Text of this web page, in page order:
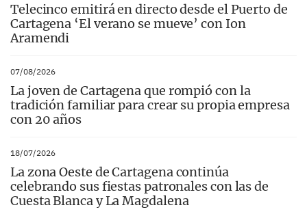
Telecinco emitirá en directo desde el Puerto de
Cartagena ‘El verano se mueve’ con Ion
Aramendi
07/08/2026
La joven de Cartagena que rompió con la
tradición familiar para crear su propia empresa
con 20 años
18/07/2026
La zona Oeste de Cartagena continúa
celebrando sus fiestas patronales con las de
Cuesta Blanca y La Magdalena